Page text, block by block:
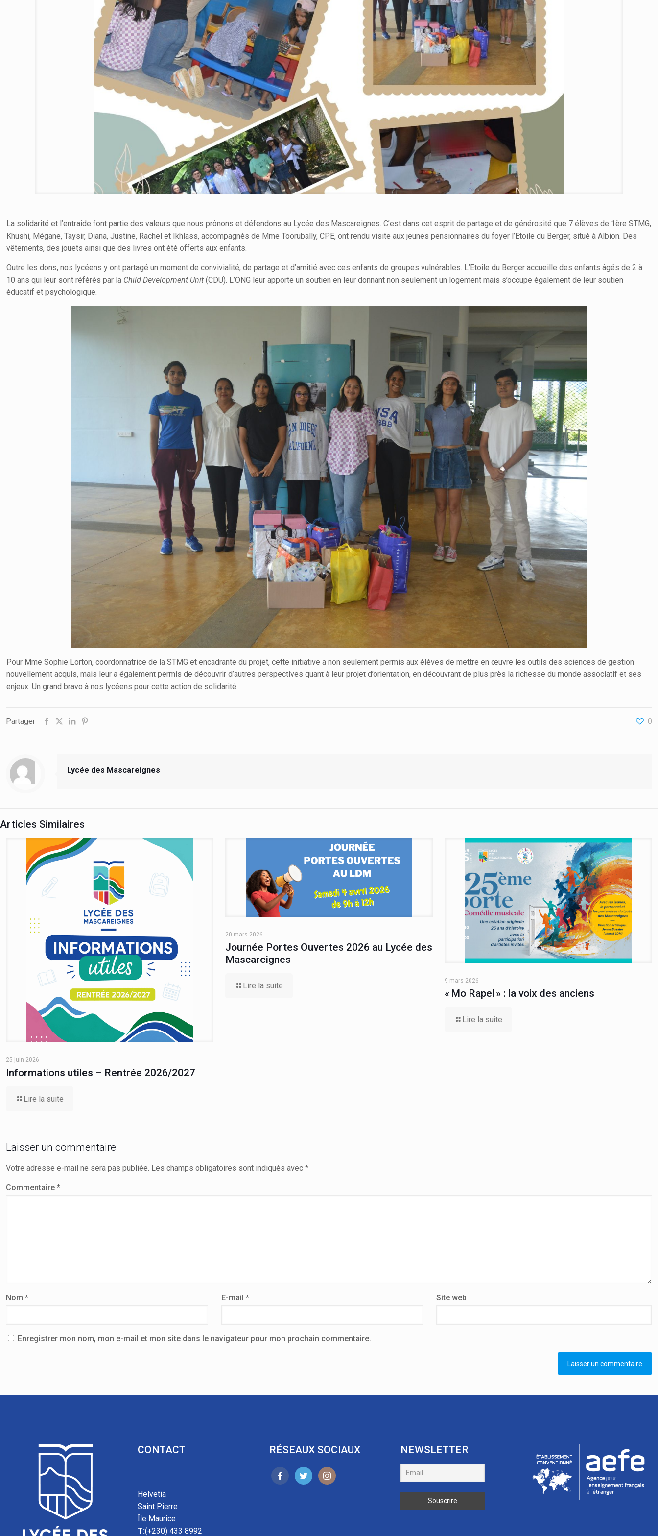
La solidarité et l’entraide font partie des valeurs que nous prônons et défendons au Lycée des Mascareignes. C’est dans cet esprit de partage et de générosité que 7 élèves de 1ère STMG,
Khushi, Mégane, Taysir, Diana, Justine, Rachel et Ikhlass, accompagnés de Mme Toorubally, CPE, ont rendu visite aux jeunes pensionnaires du foyer l’Etoile du Berger, situé à Albion. Des
vêtements, des jouets ainsi que des livres ont été offerts aux enfants.
Outre les dons, nos lycéens y ont partagé un moment de convivialité, de partage et d’amitié avec ces enfants de groupes vulnérables. L’Etoile du Berger accueille des enfants âgés de 2 à
10 ans qui leur sont référés par la Child Development Unit (CDU). L’ONG leur apporte un soutien en leur donnant non seulement un logement mais s’occupe également de leur soutien
éducatif et psychologique.
Pour Mme Sophie Lorton, coordonnatrice de la STMG et encadrante du projet, cette initiative a non seulement permis aux élèves de mettre en œuvre les outils des sciences de gestion
nouvellement acquis, mais leur a également permis de découvrir d’autres perspectives quant à leur projet d’orientation, en découvrant de plus près la richesse du monde associatif et ses
enjeux. Un grand bravo à nos lycéens pour cette action de solidarité.
Partager 0
Lycée des Mascareignes
Articles Similaires
25 juin 2026
Informations utiles – Rentrée 2026/2027
Lire la suite
20 mars 2026
Journée Portes Ouvertes 2026 au Lycée des
Mascareignes
Lire la suite
9 mars 2026
« Mo Rapel » : la voix des anciens
Lire la suite
Laisser un commentaire
Votre adresse e-mail ne sera pas publiée. Les champs obligatoires sont indiqués avec *
Commentaire *
Nom * E-mail * Site web
Enregistrer mon nom, mon e-mail et mon site dans le navigateur pour mon prochain commentaire.
CONTACT
Helvetia
Saint Pierre
Île Maurice
T:(+230) 433 8992
RÉSEAUX SOCIAUX NEWSLETTER